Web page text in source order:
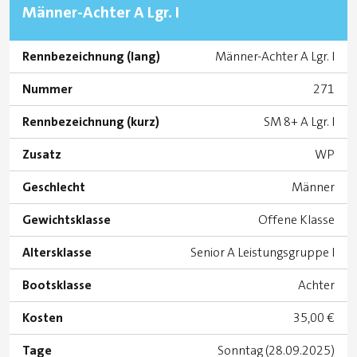
Männer-Achter A Lgr. I
Rennbezeichnung (lang)
Männer-Achter A Lgr. I
Nummer
271
Rennbezeichnung (kurz)
SM 8+ A Lgr. I
Zusatz
WP
Geschlecht
Männer
Gewichtsklasse
Offene Klasse
Altersklasse
Senior A Leistungsgruppe I
Bootsklasse
Achter
Kosten
35,00 €
Tage
Sonntag (28.09.2025)